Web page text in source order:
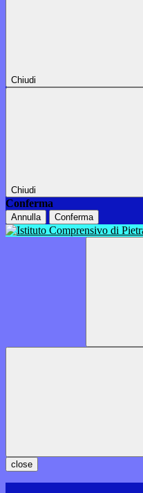
Chiudi
Chiudi
Conferma
Annulla Conferma
close